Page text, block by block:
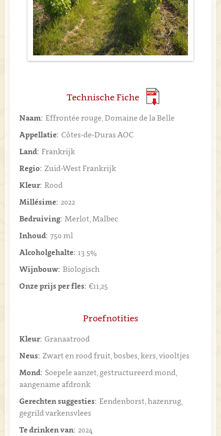
Technische Fiche
Naam: Effrontée rouge, Domaine de la Belle
Appellatie: Côtes-de-Duras AOC
Land: Frankrijk
Regio: Zuid-West Frankrijk
Kleur: Rood
Millésime: 2022
Bedruiving: Merlot, Malbec
Inhoud: 750 ml
Alcoholgehalte: 13.5%
Wijnbouw: Biologisch
Onze prijs per fles: €11,25
Proefnotities
Kleur: Granaatrood
Neus: Zwart en rood fruit, bosbes, kers, viooltjes
Mond: Soepele aanzet, gestructureerd mond,
aangename afdronk
Gerechten suggesties: Eendenborst, hazenrug,
gegrild varkensvlees
Te drinken van: 2024